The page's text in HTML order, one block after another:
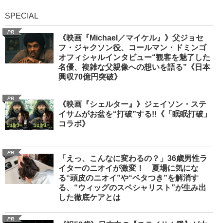
SPECIAL
PR
《映画『Michael／マイケル』》父ジョセ
フ・ジャクソン役、コールマン・ドミンゴ
オフィシャルインタビュー“観客を魅了した
名優、複雑な父親像への想いを語る”《日本
興収70億円突破》
PR
《映画『シェルター』》ジェイソン・ステ
イサムがお盆を“打破”する!!《「眠眠打破」
コラボ》
PR
「えっ、こんなに変わるの？」36歳男性ラ
イターのニオイが激変！ 夏場に気にな
る“頭皮のニオイ”や“ベタつき”を解消す
る、“ウィッグのスペシャリスト”が生み出
した徹底ケアとは
PR